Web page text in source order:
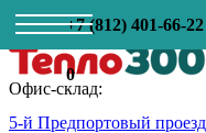
+7 (812) 401-66-22
0
Офис-склад:
5-й Предпортовый